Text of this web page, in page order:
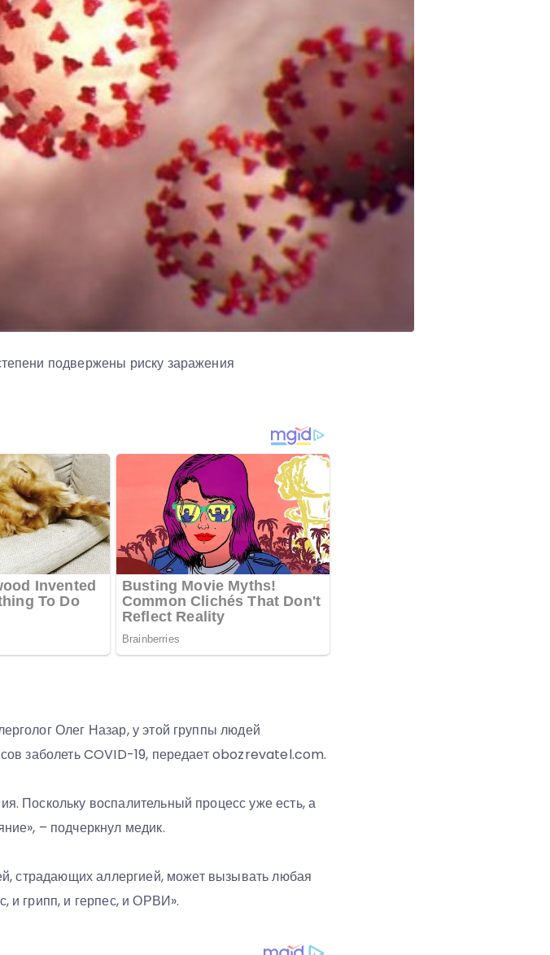
подвержены риску заражения
Олег Назар, у этой группы людей
заболеть COVID-19, передает obozrevatel.com.
Поскольку воспалительный процесс уже есть, а
– подчеркнул медик.
страдающих аллергией, может вызывать любая
и грипп, и герпес, и ОРВИ».